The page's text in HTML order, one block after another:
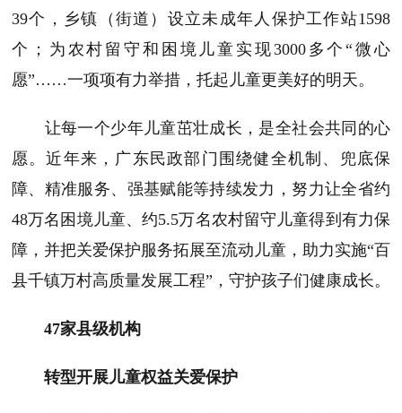
39个，乡镇（街道）设立未成年人保护工作站1598
个；为农村留守和困境儿童实现3000多个“微心
愿”……一项项有力举措，托起儿童更美好的明天。
让每一个少年儿童茁壮成长，是全社会共同的心
愿。近年来，广东民政部门围绕健全机制、兜底保
障、精准服务、强基赋能等持续发力，努力让全省约
48万名困境儿童、约5.5万名农村留守儿童得到有力保
障，并把关爱保护服务拓展至流动儿童，助力实施“百
县千镇万村高质量发展工程”，守护孩子们健康成长。
47家县级机构
转型开展儿童权益关爱保护